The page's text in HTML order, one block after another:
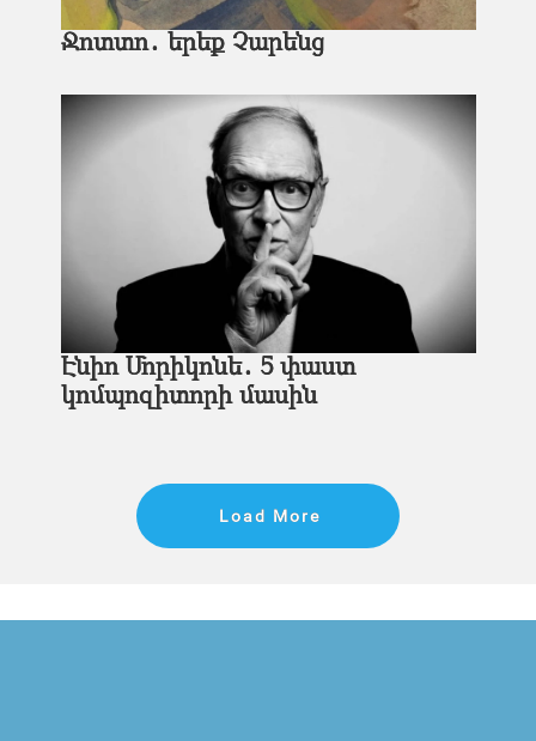
Ջոտտո․ երեք Չարենց
Էնիո Մորիկոնե․ 5 փաստ
կոմպոզիտորի մասին
Load More